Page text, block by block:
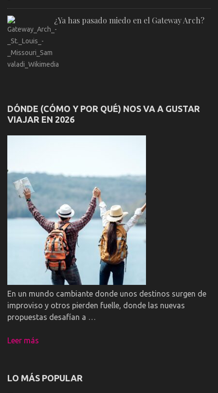
¿Ya has pasado miedo en el Gateway Arch?
DÓNDE (CÓMO Y POR QUÉ) NOS VA A GUSTAR
VIAJAR EN 2026
En un mundo cambiante donde unos destinos surgen de
improviso y otros pierden fuelle, donde las nuevas
propuestas desafían a …
Leer más
LO MÁS POPULAR